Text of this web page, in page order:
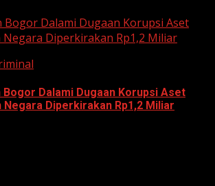
Bogor Dalami Dugaan Korupsi Aset
Negara Diperkirakan Rp1,2 Miliar
Bogor Dalami Dugaan Korupsi Aset
Negara Diperkirakan Rp1,2 Miliar